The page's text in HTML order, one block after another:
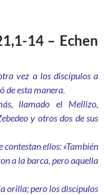
14 – Echen
vez a los discípulos a
de esta manera.
llamado el Mellizo,
y otros dos de sus
contestan ellos: «También
a la barca, pero aquella
orilla; pero los discípulos